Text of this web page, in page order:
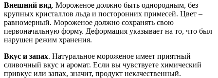
Внешний вид. Мороженое должно быть однородным, без
крупных кристаллов льда и посторонних примесей. Цвет –
равномерный. Мороженое должно сохранять свою
первоначальную форму. Деформация указывает на то, что был
нарушен режим хранения.
Вкус и запах. Натуральное мороженое имеет приятный
сливочный вкус и аромат. Если вы чувствуете химический
привкус или запах, значит, продукт некачественный.